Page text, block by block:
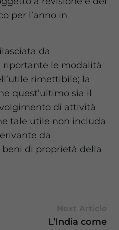
per l’anno in
da
riportante le modalità
rimettibile; la
quest’ultimo sia il
di attività
tale utile non includa
da
di proprietà della
L’India come